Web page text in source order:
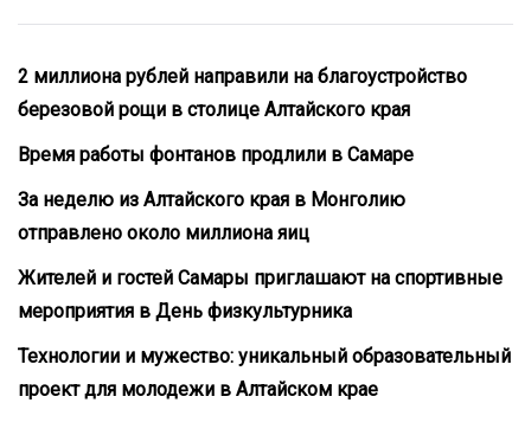
2 миллиона рублей направили на благоустройство
березовой рощи в столице Алтайского края
Время работы фонтанов продлили в Самаре
За неделю из Алтайского края в Монголию
отправлено около миллиона яиц
Жителей и гостей Самары приглашают на спортивные
мероприятия в День физкультурника
Технологии и мужество: уникальный образовательный
проект для молодежи в Алтайском крае